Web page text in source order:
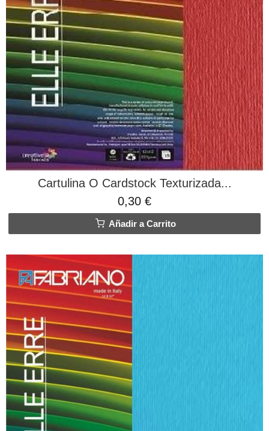
Cartulina O Cardstock Texturizada...
0,30 €
Añadir a Carrito